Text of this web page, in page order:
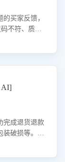
买家反馈，
不符、质量
著提升。
AI]
完成退货退款
装破损等。结